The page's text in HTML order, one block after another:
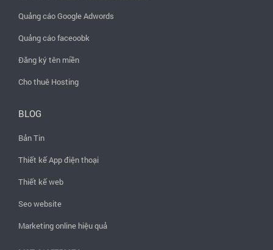
Quảng cáo Google Adwords
Quảng cáo faceoobk
Đăng ký tên miền
Cho thuê Hosting
BLOG
Bản Tin
Thiết kế App điện thoại
Thiết kế web
Seo website
Marketing online hiệu quả